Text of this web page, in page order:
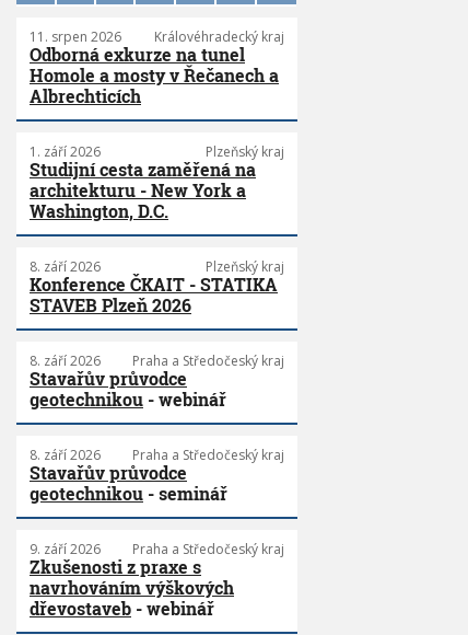
11. srpen 2026 Královéhradecký kraj
Odborná exkurze na tunel
Homole a mosty v Řečanech a
Albrechticích
1. září 2026 Plzeňský kraj
Studijní cesta zaměřená na
architekturu - New York a
Washington, D.C.
8. září 2026 Plzeňský kraj
Konference ČKAIT - STATIKA
STAVEB Plzeň 2026
8. září 2026 Praha a Středočeský kraj
Stavařův průvodce
geotechnikou - webinář
8. září 2026 Praha a Středočeský kraj
Stavařův průvodce
geotechnikou - seminář
9. září 2026 Praha a Středočeský kraj
Zkušenosti z praxe s
navrhováním výškových
dřevostaveb - webinář